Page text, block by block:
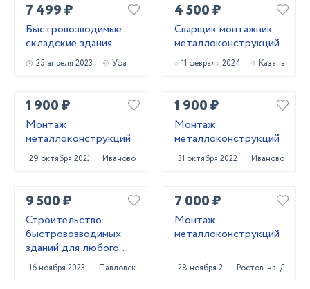
7 499 ₽
Быстровозводимые
складские здания
25 апреля 2023 Уфа
4 500 ₽
Сварщик монтажник
металлоконструкций
11 февраля 2024 Казань
1 900 ₽
Монтаж
металлоконструкций
29 октября 2022 Иваново
1 900 ₽
Монтаж
металлоконструкций
31 октября 2022 Иваново
9 500 ₽
Строительство
быстровозводимых
зданий для любого
бизнеса
16 ноября 2023 Павловск
7 000 ₽
Монтаж
металлоконструкций
28 ноября 2022 Ростов-на-Дону